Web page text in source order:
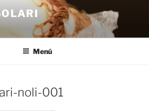
Menú
noli-001